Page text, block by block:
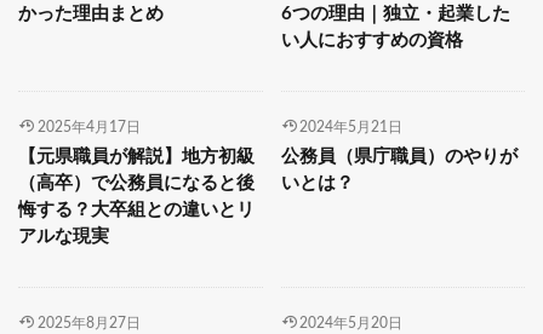
かった理由まとめ
6つの理由｜独立・起業した
い人におすすめの資格
2025年4月17日
【元県職員が解説】地方初級
（高卒）で公務員になると後
悔する？大卒組との違いとリ
アルな現実
2024年5月21日
公務員（県庁職員）のやりが
いとは？
2025年8月27日 2024年5月20日